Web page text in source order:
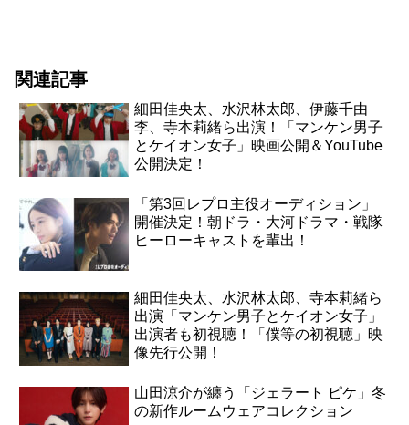
関連記事
細田佳央太、水沢林太郎、伊藤千由
李、寺本莉緒ら出演！「マンケン男子
とケイオン女子」映画公開＆YouTube
公開決定！
「第3回レプロ主役オーディション」
開催決定！朝ドラ・大河ドラマ・戦隊
ヒーローキャストを輩出！
細田佳央太、水沢林太郎、寺本莉緒ら
出演「マンケン男子とケイオン女子」
出演者も初視聴！「僕等の初視聴」映
像先行公開！
山田涼介が纏う「ジェラート ピケ」冬
の新作ルームウェアコレクション